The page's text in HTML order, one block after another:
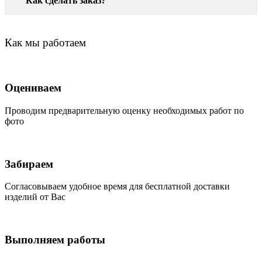
Как мы работаем
Оцениваем
Проводим предварительную оценку необходимых работ по
фото
Забираем
Согласовываем удобное время для бесплатной доставки
изделий от Вас
Выполняем работы